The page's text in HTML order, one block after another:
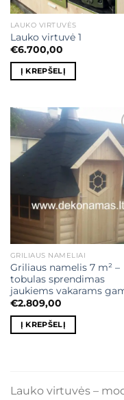
LAUKO VIRTUVĖS
Lauko virtuvė 1
€6.700,00
Į KREPŠELĮ
GRILIAUS NAMELIAI
Griliaus namelis 7 m² –
tobulas sprendimas
jaukiems vakarams
€2.809,00
Į KREPŠELĮ
Lauko virtuvės –